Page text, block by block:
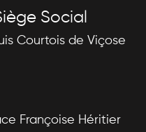
Social
Courtois de Viçose
Françoise Héritier